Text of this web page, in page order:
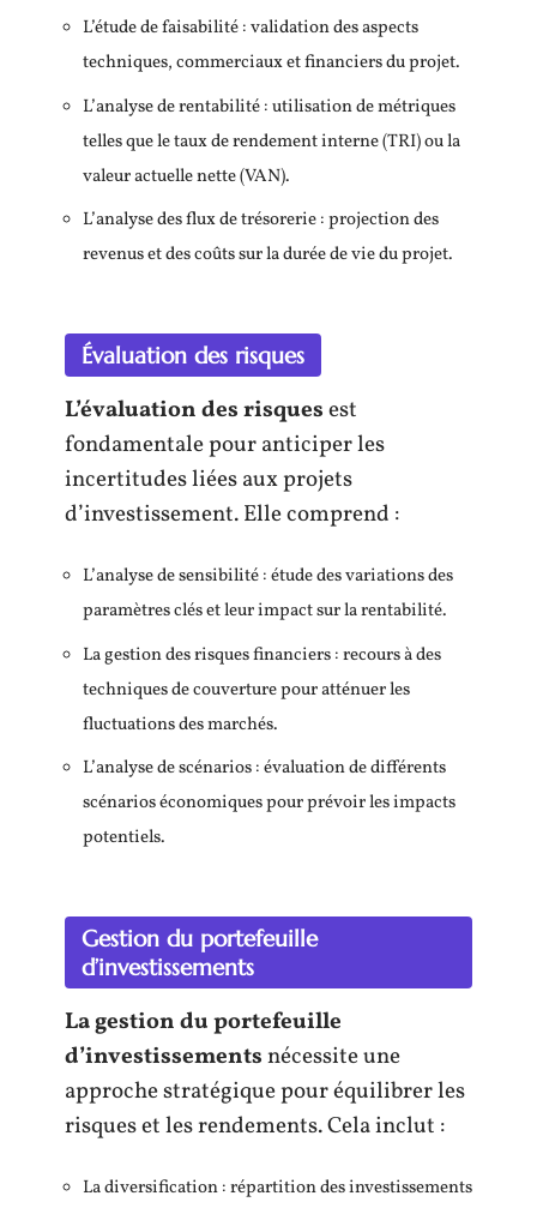
L’étude de faisabilité : validation des aspects
techniques, commerciaux et financiers du projet.
L’analyse de rentabilité : utilisation de métriques
telles que le taux de rendement interne (TRI) ou la
valeur actuelle nette (VAN).
L’analyse des flux de trésorerie : projection des
revenus et des coûts sur la durée de vie du projet.
Évaluation des risques
L’évaluation des risquesest
fondamentale pour anticiper les
incertitudes liées aux projets
d’investissement. Elle comprend :
L’analyse de sensibilité : étude des variations des
paramètres clés et leur impact sur la rentabilité.
La gestion des risques financiers : recours à des
techniques de couverture pour atténuer les
fluctuations des marchés.
L’analyse de scénarios : évaluation de différents
scénarios économiques pour prévoir les impacts
potentiels.
Gestion du portefeuille
d’investissements
La gestion du portefeuille
d’investissementsnécessite une
approche stratégique pour équilibrer les
risques et les rendements. Cela inclut :
La diversification : répartition des investissements